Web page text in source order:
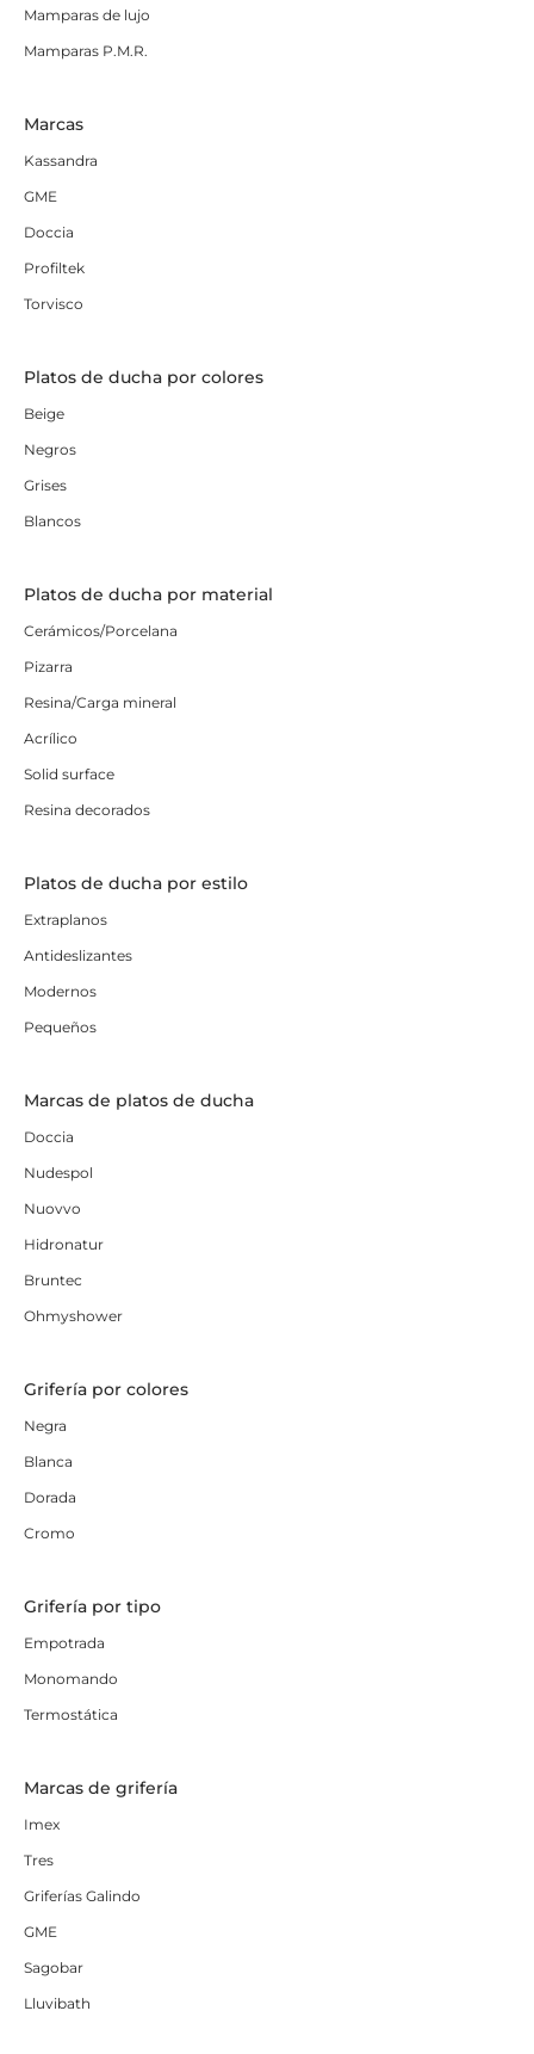
Mamparas de lujo
Mamparas P.M.R.
Marcas
Kassandra
GME
Doccia
Profiltek
Torvisco
Platos de ducha por colores
Beige
Negros
Grises
Blancos
Platos de ducha por material
Cerámicos/Porcelana
Pizarra
Resina/Carga mineral
Acrílico
Solid surface
Resina decorados
Platos de ducha por estilo
Extraplanos
Antideslizantes
Modernos
Pequeños
Marcas de platos de ducha
Doccia
Nudespol
Nuovvo
Hidronatur
Bruntec
Ohmyshower
Grifería por colores
Negra
Blanca
Dorada
Cromo
Grifería por tipo
Empotrada
Monomando
Termostática
Marcas de grifería
Imex
Tres
Griferías Galindo
GME
Sagobar
Lluvibath